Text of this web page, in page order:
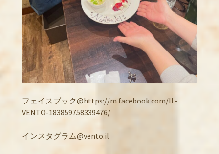
フェイスブック@https://m.facebook.com/IL-
VENTO-183859758339476/
インスタグラム@vento.il